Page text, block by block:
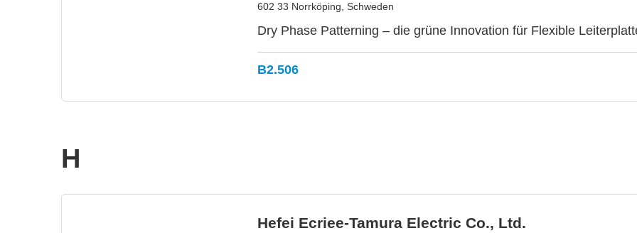
602 33 Norrköping, Schweden
Dry Phase Patterning – die grüne Innovation für Flexible
B2.506
H
Hefei Ecriee-Tamura Electric Co., Ltd.